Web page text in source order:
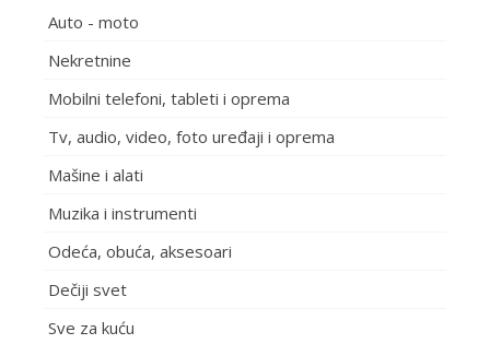
Auto - moto
Nekretnine
Mobilni telefoni, tableti i oprema
Tv, audio, video, foto uređaji i oprema
Mašine i alati
Muzika i instrumenti
Odeća, obuća, aksesoari
Dečiji svet
Sve za kuću